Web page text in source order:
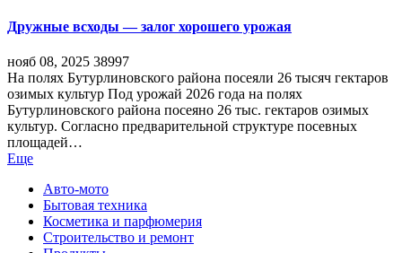
Дружные всходы — залог хорошего урожая
нояб 08, 2025 38997
На полях Бутурлиновского района посеяли 26 тысяч гектаров
озимых культур Под урожай 2026 года на полях
Бутурлиновского района посеяно 26 тыс. гектаров озимых
культур. Согласно предварительной структуре посевных
площадей…
Еще
Авто-мото
Бытовая техника
Косметика и парфюмерия
Строительство и ремонт